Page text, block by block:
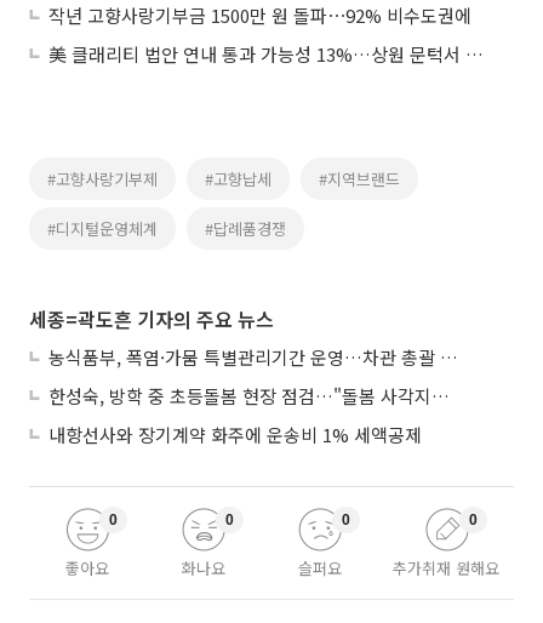
작년 고향사랑기부금 1500만 원 돌파⋯92% 비수도권에
美 클래리티 법안 연내 통과 가능성 13%…상원 문턱서 제동
#고향사랑기부제 #고향납세 #지역브랜드
#디지털운영체계 #답례품경쟁
세종=곽도흔 기자의 주요 뉴스
농식품부, 폭염·가뭄 특별관리기간 운영…차관 총괄 대응체계 격상
한성숙, 방학 중 초등돌봄 현장 점검…"돌봄 사각지대 없애야"
내항선사와 장기계약 화주에 운송비 1% 세액공제
좋아요
0
화나요
0
슬퍼요
0
추가취재 원해요
0